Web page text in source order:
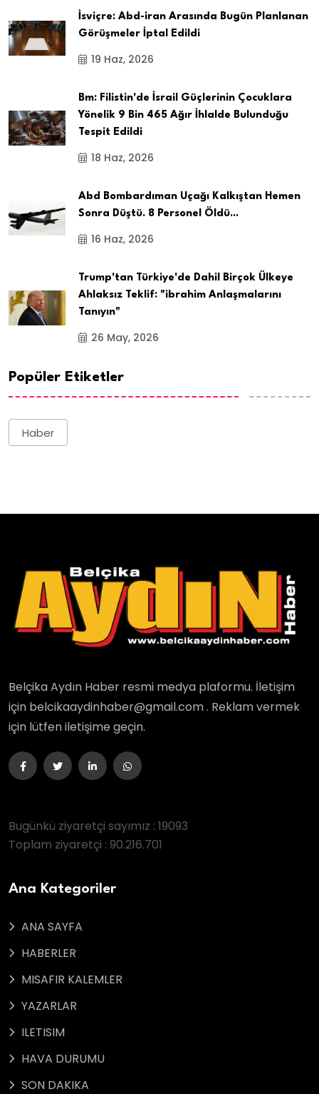
İsviçre: Abd-iran Arasında Bugün Planlanan
Görüşmeler İptal Edildi
19 Haz, 2026
Bm: Filistin'de İsrail Güçlerinin Çocuklara
Yönelik 9 Bin 465 Ağır İhlalde Bulunduğu
Tespit Edildi
18 Haz, 2026
Abd Bombardıman Uçağı Kalkıştan Hemen
Sonra Düştü. 8 Personel Öldü...
16 Haz, 2026
Trump'tan Türkiye'de Dahil Birçok Ülkeye
Ahlaksız Teklif: "ibrahim Anlaşmalarını
Tanıyın"
26 May, 2026
Popüler Etiketler
Haber
Belçika Aydın Haber resmi medya plaformu. İletişim
için belcikaaydinhaber@gmail.com . Reklam vermek
için lütfen iletişime geçin.
Bugünkü ziyaretçi sayımız : 19093
Toplam ziyaretçi : 90.216.701
Ana Kategoriler
ANA SAYFA
HABERLER
MISAFIR KALEMLER
YAZARLAR
ILETISIM
HAVA DURUMU
SON DAKIKA